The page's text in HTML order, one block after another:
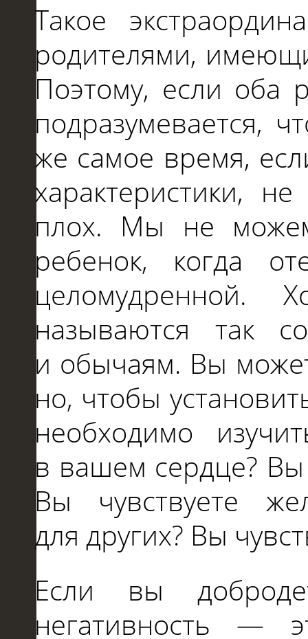
Такое
родителями,
Поэтому, если оба
подразумевается,
же самое время,
характеристики,
плох. Мы не
ребенок, когда
целомудренной.
называются так
и обычаям. Вы
но, чтобы
необходимо
в вашем сердце? Вы
Вы чувствуете
для других? Вы
Если вы
негативность —